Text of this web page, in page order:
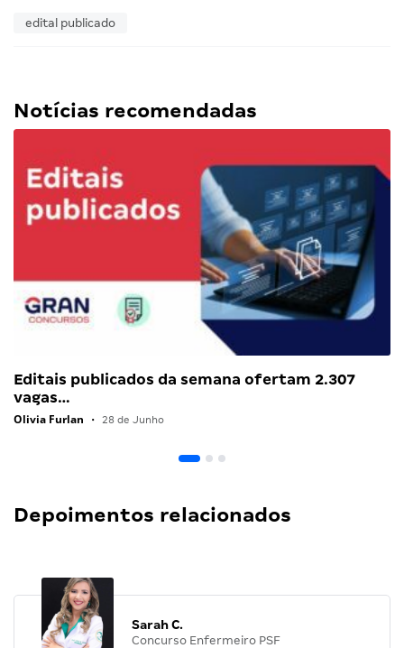
edital publicado
Notícias recomendadas
Editais publicados da semana ofertam 2.307
vagas…
Olivia Furlan • 28 de Junho
Depoimentos relacionados
Sarah C.
Concurso Enfermeiro PSF